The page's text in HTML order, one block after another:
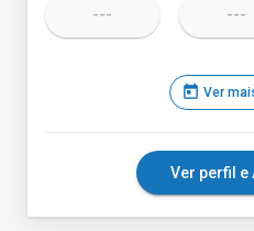
--- ---
today Ver
Ver perfil e